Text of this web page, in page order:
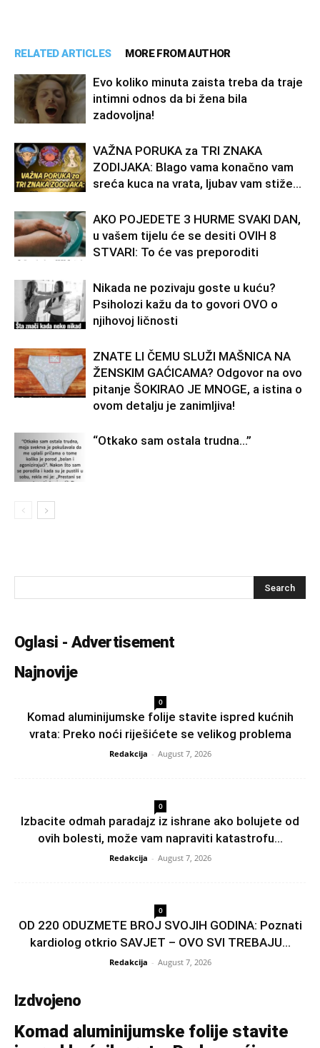
RELATED ARTICLES MORE FROM AUTHOR
Evo koliko minuta zaista treba da traje
intimni odnos da bi žena bila
zadovoljna!
VAŽNA PORUKA za TRI ZNAKA
ZODIJAKA: Blago vama konačno vam
sreća kuca na vrata, ljubav vam stiže…
AKO POJEDETE 3 HURME SVAKI DAN,
u vašem tijelu će se desiti OVIH 8
STVARI: To će vas preporoditi
Nikada ne pozivaju goste u kuću?
Psiholozi kažu da to govori OVO o
njihovoj ličnosti
ZNATE LI ČEMU SLUŽI MAŠNICA NA
ŽENSKIM GAĆICAMA? Odgovor na ovo
pitanje ŠOKIRAO JE MNOGE, a istina o
ovom detalju je zanimljiva!
“Otkako sam ostala trudna…”
Oglasi - Advertisement
Najnovije
0
Komad aluminijumske folije stavite ispred kućnih
vrata: Preko noći riješićete se velikog problema
Redakcija - August 7, 2026
0
Izbacite odmah paradajz iz ishrane ako bolujete od
ovih bolesti, može vam napraviti katastrofu...
Redakcija - August 7, 2026
0
OD 220 ODUZMETE BROJ SVOJIH GODINA: Poznati
kardiolog otkrio SAVJET – OVO SVI TREBAJU...
Redakcija - August 7, 2026
Izdvojeno
Komad aluminijumske folije stavite